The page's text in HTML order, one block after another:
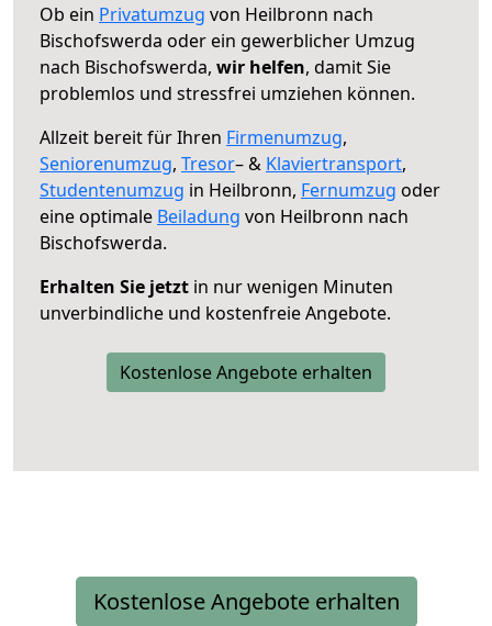
Ob ein Privatumzug von Heilbronn nach
Bischofswerda oder ein gewerblicher Umzug
nach Bischofswerda, wir helfen, damit Sie
problemlos und stressfrei umziehen können.
Allzeit bereit für Ihren Firmenumzug,
Seniorenumzug, Tresor– & Klaviertransport,
Studentenumzug in Heilbronn, Fernumzug oder
eine optimale Beiladung von Heilbronn nach
Bischofswerda.
Erhalten Sie jetzt in nur wenigen Minuten
unverbindliche und kostenfreie Angebote.
Kostenlose Angebote erhalten
Kostenlose Angebote erhalten